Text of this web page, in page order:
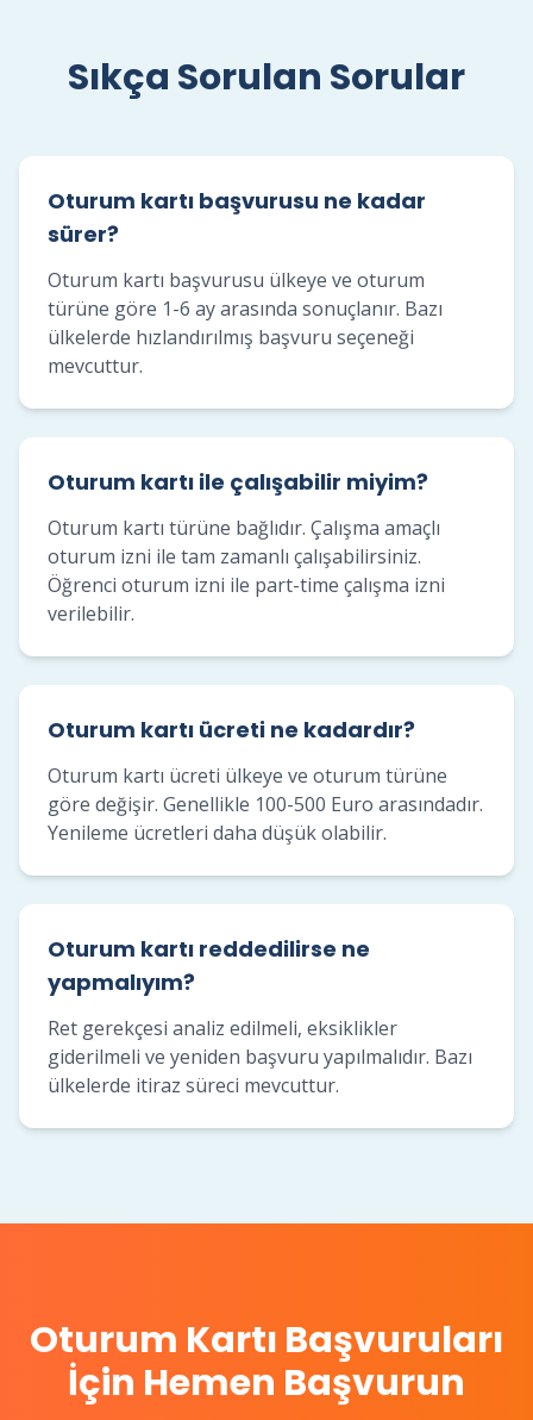
Sıkça Sorulan Sorular
Oturum kartı başvurusu ne kadar
sürer?
Oturum kartı başvurusu ülkeye ve oturum
türüne göre 1-6 ay arasında sonuçlanır. Bazı
ülkelerde hızlandırılmış başvuru seçeneği
mevcuttur.
Oturum kartı ile çalışabilir miyim?
Oturum kartı türüne bağlıdır. Çalışma amaçlı
oturum izni ile tam zamanlı çalışabilirsiniz.
Öğrenci oturum izni ile part-time çalışma izni
verilebilir.
Oturum kartı ücreti ne kadardır?
Oturum kartı ücreti ülkeye ve oturum türüne
göre değişir. Genellikle 100-500 Euro arasındadır.
Yenileme ücretleri daha düşük olabilir.
Oturum kartı reddedilirse ne
yapmalıyım?
Ret gerekçesi analiz edilmeli, eksiklikler
giderilmeli ve yeniden başvuru yapılmalıdır. Bazı
ülkelerde itiraz süreci mevcuttur.
Oturum Kartı Başvuruları
İçin Hemen Başvurun